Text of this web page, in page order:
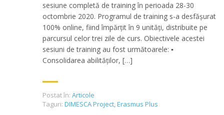
sesiune completă de training în perioada 28-30
octombrie 2020. Programul de training s-a desfășurat
100% online, fiind împărțit în 9 unități, distribuite pe
parcursul celor trei zile de curs. Obiectivele acestei
sesiuni de training au fost următoarele: ▪
Consolidarea abilităților, […]
Postat în: Articole
Taguri: DIMESCA Project,Erasmus Plus